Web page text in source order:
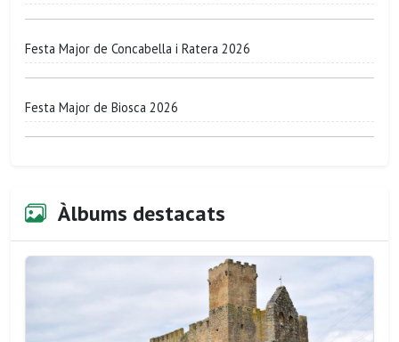
Festa Major de Concabella i Ratera 2026
Festa Major de Biosca 2026
Àlbums destacats